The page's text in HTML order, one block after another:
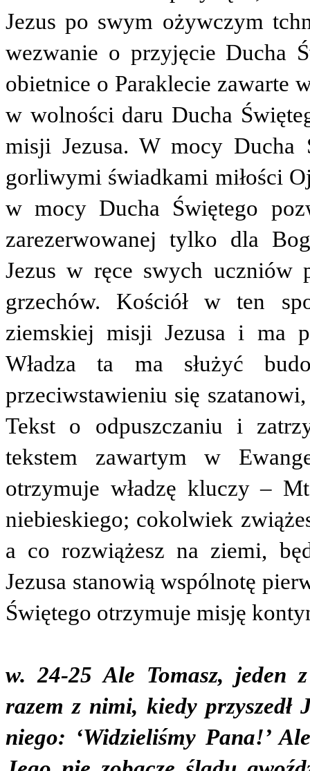
Jezus po swym ożywczym
wezwanie o przyjęcie Ducha
obietnice o Paraklecie zawarte
w wolności daru Ducha
misji Jezusa. W mocy Ducha
gorliwymi świadkami miłości
w mocy Ducha Świętego
zarezerwowanej tylko dla
Jezus w ręce swych uczniów
grzechów. Kościół w ten
ziemskiej misji Jezusa i ma
Władza ta ma służyć
przeciwstawieniu się
Tekst o odpuszczaniu i
tekstem zawartym w
otrzymuje władzę kluczy –
niebieskiego; cokolwiek
a co rozwiążesz na ziemi,
Jezusa stanowią wspólnotę
Świętego otrzymuje misję
w. 24-25 Ale Tomasz, jeden
razem z nimi, kiedy
niego: ‘Widzieliśmy Pana!’